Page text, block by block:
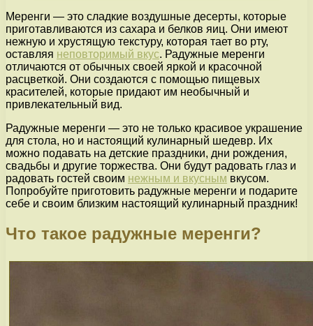
Меренги — это сладкие воздушные десерты, которые
приготавливаются из сахара и белков яиц. Они имеют
нежную и хрустящую текстуру, которая тает во рту,
оставляя неповторимый вкус. Радужные меренги
отличаются от обычных своей яркой и красочной
расцветкой. Они создаются с помощью пищевых
красителей, которые придают им необычный и
привлекательный вид.
Радужные меренги — это не только красивое украшение
для стола, но и настоящий кулинарный шедевр. Их
можно подавать на детские праздники, дни рождения,
свадьбы и другие торжества. Они будут радовать глаз и
радовать гостей своим нежным и вкусным вкусом.
Попробуйте приготовить радужные меренги и подарите
себе и своим близким настоящий кулинарный праздник!
Что такое радужные меренги?